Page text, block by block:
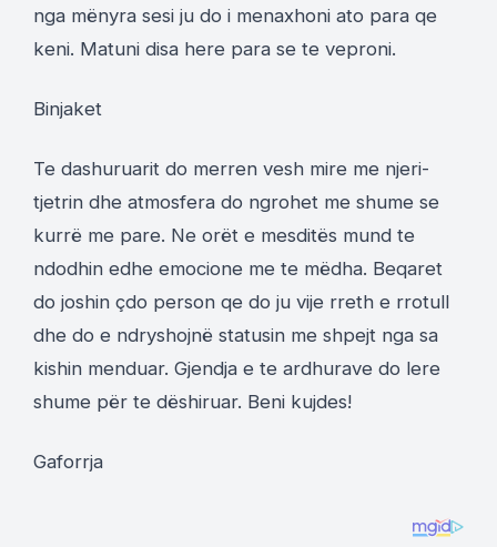
nga mënyra sesi ju do i menaxhoni ato para qe
keni. Matuni disa here para se te veproni.
Binjaket
Te dashuruarit do merren vesh mire me njeri-
tjetrin dhe atmosfera do ngrohet me shume se
kurrë me pare. Ne orët e mesditës mund te
ndodhin edhe emocione me te mëdha. Beqaret
do joshin çdo person qe do ju vije rreth e rrotull
dhe do e ndryshojnë statusin me shpejt nga sa
kishin menduar. Gjendja e te ardhurave do lere
shume për te dëshiruar. Beni kujdes!
Gaforrja